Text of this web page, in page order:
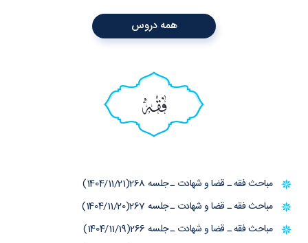
همه دروس
فقه
مباحث فقه ـ قضا و شهادت ـ جلسه 268(1404/11/21)
مباحث فقه ـ قضا و شهادت ـ جلسه 267(1404/11/20)
مباحث فقه ـ قضا و شهادت ـ جلسه 266(1404/11/19)